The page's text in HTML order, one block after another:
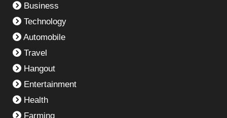
Business
Technology
Automobile
Travel
Hangout
Entertainment
Health
Farming